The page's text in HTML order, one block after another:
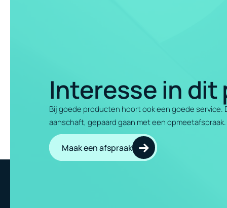
Interesse in dit
Bij goede producten hoort ook een goede service.
aanschaft, gepaard gaan met een opmeetafspraak.
Maak een afspraak